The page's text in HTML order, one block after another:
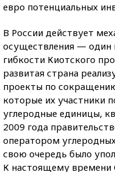
евро потенциальных
В России действует
осуществления — один
гибкости Киотского
развитая страна
проекты по
которые их участники
углеродные единицы,
2009 года
оператором
свою очередь было
К настоящему времени